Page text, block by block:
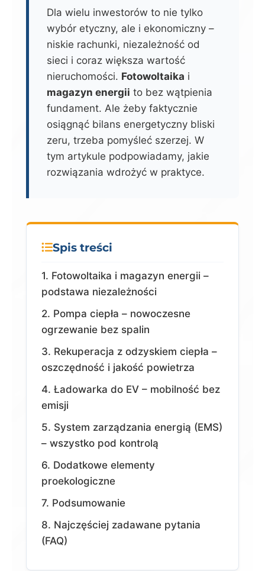
Dla wielu inwestorów to nie tylko
wybór etyczny, ale i ekonomiczny –
niskie rachunki, niezależność od
sieci i coraz większa wartość
nieruchomości. Fotowoltaika i
magazyn energii to bez wątpienia
fundament. Ale żeby faktycznie
osiągnąć bilans energetyczny bliski
zeru, trzeba pomyśleć szerzej. W
tym artykule podpowiadamy, jakie
rozwiązania wdrożyć w praktyce.
Spis treści
1. Fotowoltaika i magazyn energii –
podstawa niezależności
2. Pompa ciepła – nowoczesne
ogrzewanie bez spalin
3. Rekuperacja z odzyskiem ciepła –
oszczędność i jakość powietrza
4. Ładowarka do EV – mobilność bez
emisji
5. System zarządzania energią (EMS)
– wszystko pod kontrolą
6. Dodatkowe elementy
proekologiczne
7. Podsumowanie
8. Najczęściej zadawane pytania
(FAQ)